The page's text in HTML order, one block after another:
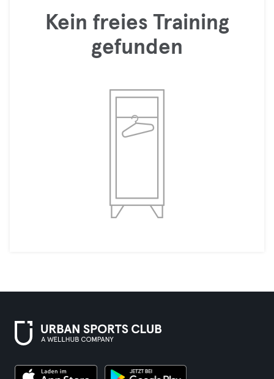
Kein freies Training
gefunden